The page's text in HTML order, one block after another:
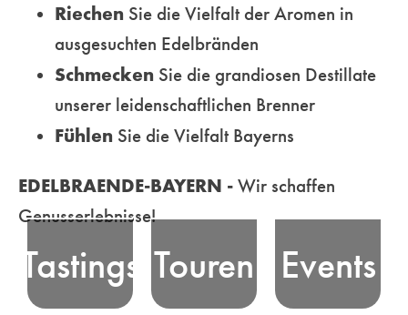
Riechen Sie die Vielfalt der Aromen in
ausgesuchten Edelbränden
Schmecken Sie die grandiosen Destillate
unserer leidenschaftlichen Brenner
Fühlen Sie die Vielfalt Bayerns
EDELBRAENDE-BAYERN - Wir schaffen
Genusserlebnisse!
Tastings
Nehmen Sie an
unseren
moderierten
Tastings - in
ausgewählten
Locations oder
Touren
Erfahren Sie
die Essenz
bayerischer
Edelbrand-
unseren
unterhaltsamen
Genusstouren
durch die
Events
Edelbrand-Kultur
Bayern! Wir
vermitteln und